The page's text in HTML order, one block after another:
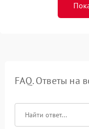
FAQ. Ответы на